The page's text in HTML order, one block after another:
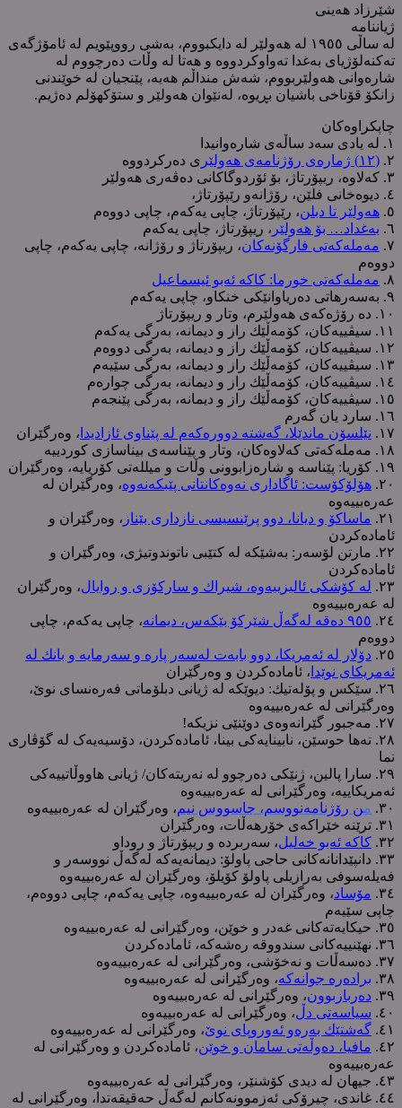
شێرزاد هەینی
ژیاننامە
لە ساڵی ١٩٥٥ لە هەولێر لە دایکبووم، بەشی رووپێویم لە ئامۆژگەی
تەکنەلۆژیای بەغدا تەواوکردووە و هەتا لە وڵات دەرچووم لە
شارەوانی هەولێربووم، شەش منداڵم هەیە، پێنجیان لە خوێندنی
زانکۆ قۆناخی باشیان بڕیوە، لەنێوان هەولێر و ستۆکهۆلم دەژیم.
چاپکراوەکان
١. لە یادی سەد ساڵەی شارەوانیدا
٢. (١٢) ژمارەی رۆژنامەی هەولێر
ی دەرکردووە
٣. کەلاوە، ریپۆرتاژ، بۆ ئۆردوگاکانی دەڤەری هەولێر
٤. دیوەخانی فلێن، رۆژانەو رێپۆرتاژ،
٥. هەولێر تا دبلن، رێپۆرتاژ، چاپی یەکەم، چاپی دووەم
٦. بەغداد… بۆ هەولێر ، ریپۆرتاژ، چاپی یەکەم
٧. مەملەکەتی فارگۆنەکان، ریپۆرتاژ و رۆژانە، چاپی یەکەم، چاپی
دووەم
٨. مەملەکەتی خورما: کاکە ئەبو ئیسماعیل
٩. بەسەرهاتی دەریاوانێکی خنکاو، چاپی یەکەم
١٠. دە رۆژەکەی هەولێرم، وتار و ریپۆرتاژ
١١. سیڤییەکان، کۆمەڵێك راز و دیمانە، بەرگی یەکەم
١٢. سیڤییەکان، کۆمەڵێك راز و دیمانە، بەرگی دووەم
١٣. سیڤییەکان، کۆمەڵێك راز و دیمانە، بەرگی سێیەم
١٤. سیڤییەکان، کۆمەڵێك راز و دیمانە، بەرگی چوارەم
١٥. سیڤییەکان، کۆمەڵێك راز و دیمانە، بەرگی پێنجەم
١٦. سارد یان گەرم
١٧.
نێلسۆن ماندێلا، گەشتە دوورەکەم لە پێناوی ئازادیدا ، وەرگێران
١٨. مەملەکەتی کەلاوەکان، وتار و پێناسەی بیناسازی کوردییە
١٩. کۆریا: پێناسە و شارەزابوونی وڵات و میللەتی کۆریایە، وەرگێران
٢٠. هۆلۆکۆست: ئاگاداری نەوەکانتانی پێبکەنەوە، وەرگێران لە
عەرەبییەوە
٢١. ماساکۆ و دیانا، دوو پرێنسیسی نازداری بێناز ، وەرگێران و
ئامادەکردن
٢٢. مارتن لۆسەر: بەشێکە لە کتێبی ناتوندوتیژی، وەرگێران و
ئامادەکردن
٢٣. لە کۆشکی ئالیزییەوە، شیراك و سارکۆزی و روایال، وەرگێران
لە عەرەبییەوە
٢٤. ٩٥٥ دەقە لەگەڵ شێرکۆ بێکەس، دیمانە
، چاپی یەکەم، چاپی
دووەم
٢٥. دۆلار لە ئەمریکا، دوو بابەت لەسەر پارە و سەرمایە و بانك لە
ئەمریکای نوێدا ، ئامادەکردن و وەرگێران
٢٦. سێکس و پۆلەتیك: دیوێکە لە ژیانی دبلۆماتی فەرەنسای نوێ،
وەرگێرانی لە عەرەبییەوە
٢٧. مەجبور گێرانەوەی دوێنێی نزیکە!
٢٨. تەها حوسێن، نابینایەکی بینا، ئامادەکردن، دۆسیەیەک لە گۆڤاری
نما
٢٩. سارا پالین، ژنێکی دەرچوو لە نەریتەکان/ ژیانی هاووڵاتییەکی
ئەمریکاییە، وەرگێرانی لە عەرەبییەوە
٣٠. من رۆژنامەنووسم، جاسووس نیم، وەرگێران لە عەرەبییەوە
٣١. ترێنە خێراکەی خۆرهەڵات، وەرگێران
٣٢. کاکە ئەبو خەلیل، سەربردە و ریپۆرتاژ و روداو
٣٣. دانپێدانانەکانی حاجی پاولۆ: دیمانەیەکە لەگەڵ نووسەر و
فەیلەسوفی بەرازیلی پاولۆ کۆیلۆ، وەرگێران لە عەرەبییەوە
٣٤. مۆساد، وەرگێران لە عەرەبییەوە، چاپی یەکەم، چاپی دووەم،
چاپی سێیەم
٣٥. حیکایەتەکانی غەدر و خوێن، وەرگێرانی لە عەرەبییەوە
٣٦. نهێنییەکانی سندووقە رەشەکە، ئامادەکردن
٣٧. دەسەڵات و نەخۆشی، وەرگێرانی لە عەرەبییەوە
٣٨. برادەرە جوانەکە، وەرگێرانی لە عەرەبییەوە
٣٩. دەربازبوون، وەرگێرانی لە عەرەبییەوە
٤٠. سیاسەتی دڵ، وەرگێرانی لە عەرەبییەوە
٤١. گەشتێك بەرەو ئەوروپای نوێ، وەرگێرانی لە عەرەبییەوە
٤٢. مافیا، دەوڵەتی سامان و خوێن، ئامادەکردن و وەرگێرانی لە
عەرەبییەوە
٤٣. جیهان لە دیدی کۆشنێر، وەرگێرانی لە عەرەبییەوە
٤٤. غاندی، چیرۆکی ئەزموونەکانم لەگەڵ حەقیقەتدا، وەرگێرانی لە